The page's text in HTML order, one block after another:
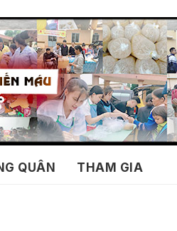
QUÂN THAM GIA